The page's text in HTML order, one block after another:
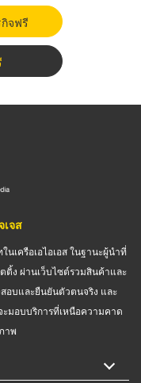
จฟรี
เจส
เครือเอไอเอส ในฐานะผู้นำที่
ง ผ่านเว็บไซต์รวมสินค้าและ
อบและยืนยันตัวตนจริง และ
มอบบริการที่เหนือความคาด
าพ